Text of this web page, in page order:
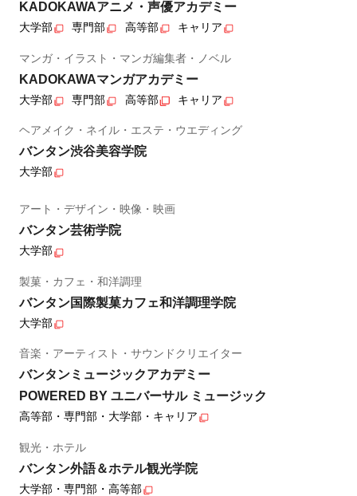
KADOKAWAアニメ・声優アカデミー
大学部 専門部 高等部 キャリア
マンガ・イラスト・マンガ編集者・ノベル
KADOKAWAマンガアカデミー
大学部 専門部 高等部 キャリア
ヘアメイク・ネイル・エステ・ウエディング
バンタン渋谷美容学院
大学部
アート・デザイン・映像・映画
バンタン芸術学院
大学部
製菓・カフェ・和洋調理
バンタン国際製菓カフェ和洋調理学院
大学部
音楽・アーティスト・サウンドクリエイター
バンタンミュージックアカデミー
POWERED BY ユニバーサル ミュージック
高等部・専門部・大学部・キャリア
観光・ホテル
バンタン外語＆ホテル観光学院
大学部・専門部・高等部